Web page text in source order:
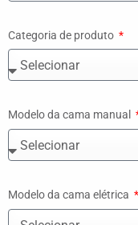
Categoria de produto
Modelo da cama manual
Modelo da cama elétrica